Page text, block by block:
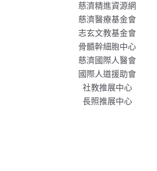
慈濟精進資源網
慈濟醫療基金會
志玄文教基金會
骨髓幹細胞中心
慈濟國際人醫會
國際人道援助會
社教推展中心
長照推展中心